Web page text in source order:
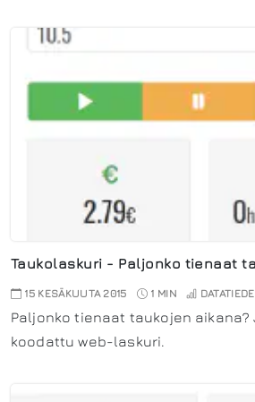
Taukolaskuri - Paljonko tienaat
15 KESÄKUUTA 2015 1 MIN DATATIEDE
Paljonko tienaat taukojen
koodattu web-laskuri.